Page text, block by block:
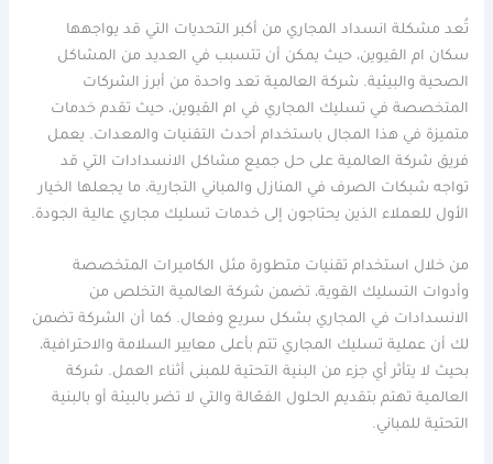
تُعد مشكلة انسداد المجاري من أكبر التحديات التي قد يواجهها
سكان ام القيوين، حيث يمكن أن تتسبب في العديد من المشاكل
الصحية والبيئية. شركة العالمية تعد واحدة من أبرز الشركات
المتخصصة في تسليك المجاري في ام القيوين، حيث تقدم خدمات
متميزة في هذا المجال باستخدام أحدث التقنيات والمعدات. يعمل
فريق شركة العالمية على حل جميع مشاكل الانسدادات التي قد
تواجه شبكات الصرف في المنازل والمباني التجارية، ما يجعلها الخيار
الأول للعملاء الذين يحتاجون إلى خدمات تسليك مجاري عالية الجودة.
من خلال استخدام تقنيات متطورة مثل الكاميرات المتخصصة
وأدوات التسليك القوية، تضمن شركة العالمية التخلص من
الانسدادات في المجاري بشكل سريع وفعال. كما أن الشركة تضمن
لك أن عملية تسليك المجاري تتم بأعلى معايير السلامة والاحترافية،
بحيث لا يتأثر أي جزء من البنية التحتية للمبنى أثناء العمل. شركة
العالمية تهتم بتقديم الحلول الفعّالة والتي لا تضر بالبيئة أو بالبنية
التحتية للمباني.